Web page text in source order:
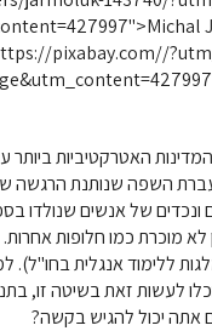
pixabay.com//
האטרקטיביות ביותר
השפה שנותנת הרגשה
ונכדים של אנשים שנולדו
ללימוד אנגלית בחו"ל).
יוכלו לעשות זאת בשיטה
אתה יכול להגיש בקשה?